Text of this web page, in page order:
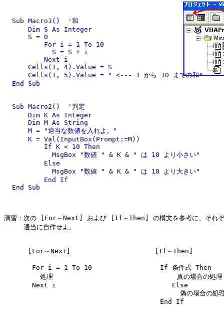
  Sub Macro1()  '和
      Dim S As Integer
      S = 0
          For i = 1 To 10
            S = S + i
          Next i
      Cells(1, 4).Value = S
      Cells(1, 5).Value = " <--- 1 から 10 までの和"
  End Sub
  Sub Macro2()  '判定
      Dim K As Integer
      Dim M As String
      M = "適当な数値を入れよ。"
      K = Val(InputBox(Prompt:=M))
          If K < 10 Then
            MsgBox "数値 " & K & " は 10 より小さい"
          Else
            MsgBox "数値 " & K & " は 10 より大きい"
          End If
演習：次の [For～Next] および [If～Then] の構文を参考に、それぞ
適当に自作せよ。
      [For～Next]                     [If～Then]
       For i = 1 To 10                 If 条件式 Then
         処理                               真の場合の処理
       Next i                             Else
偽の場合の処
                                       End If